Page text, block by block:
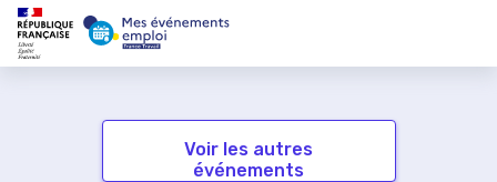
Voir les autres
événements